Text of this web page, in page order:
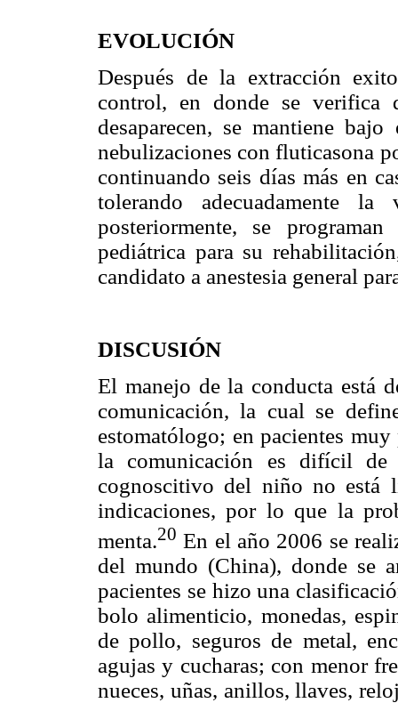
EVOLUCIÓN
Después de la extracción
control, en donde se verifica
desaparecen, se mantiene
nebulizaciones con fluticasona
continuando seis días más en
tolerando adecuadamente
posteriormente, se
pediátrica para su
candidato a anestesia general
DISCUSIÓN
El manejo de la conducta está
comunicación, la cual se
estomatólogo; en pacientes
la comunicación es difícil de
cognoscitivo del niño no está
indicaciones, por lo que la
menta.20 En el año 2006 se
del mundo (China), donde se
pacientes se hizo una
bolo alimenticio, monedas,
de pollo, seguros de metal,
agujas y cucharas; con menor
nueces, uñas, anillos, llaves,